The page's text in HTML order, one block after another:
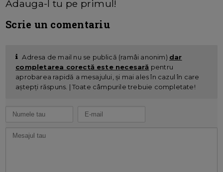
Adauga-l tu pe primul!
Scrie un comentariu
Adresa de mail nu se publică (ramâi anonim) dar
completarea corectă este necesară pentru
aprobarea rapidă a mesajului, și mai ales în cazul în care
aștepți răspuns. | Toate câmpurile trebuie completate!